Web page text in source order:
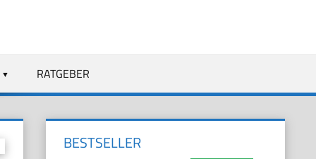
RATGEBER
BESTSELLER